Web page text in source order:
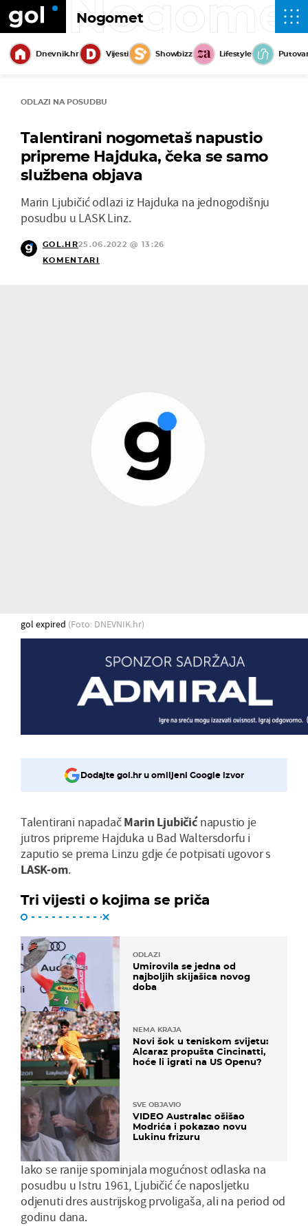
Nogomet
Dnevnik.hr Vijesti Showbizz Lifestyle
ODLAZI NA POSUDBU
Talentirani nogometaš napustio
pripreme Hajduka, čeka se samo
službena objava
Marin Ljubičić odlazi iz Hajduka na jednogodišnju
posudbu u LASK Linz.
GOL.HR25.06.2022 @ 13:26
KOMENTARI
gol expired (Foto: DNEVNIK.hr)
Dodajte gol.hr u omiljeni Google izvor
Talentirani napadačMarin Ljubičićnapustio je
jutros pripreme Hajduka u Bad Waltersdorfu i
zaputio se prema Linzu gdje će potpisati ugovor s
LASK-om.
Tri vijesti o kojima se priča
ODLAZI
Umirovila se jedna od
najboljih skijašica novog
doba
NEMA KRAJA
Novi šok u teniskom svijetu:
Alcaraz propušta Cincinatti,
hoće li igrati na US Openu?
SVE OBJAVIO
VIDEO Australac ošišao
Modrića i pokazao novu
Lukinu frizuru
Iako se ranije spominjala mogućnost odlaska na
posudbu u Istru 1961, Ljubičić će naposljetku
odjenuti dres austrijskog prvoligaša, ali na period od
godinu dana.